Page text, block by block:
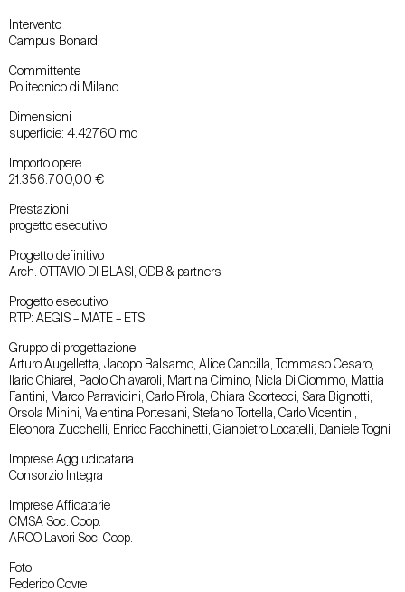
Intervento
Campus Bonardi
Committente
Politecnico di Milano
Dimensioni
superficie: 4.427,60 mq
Importo opere
21.356.700,00 €
Prestazioni
progetto esecutivo
Progetto definitivo
Arch. OTTAVIO DI BLASI, ODB & partners
Progetto esecutivo
RTP: AEGIS – MATE – ETS
Gruppo di progettazione
Arturo Augelletta, Jacopo Balsamo, Alice Cancilla, Tommaso Cesaro,
Ilario Chiarel, Paolo Chiavaroli, Martina Cimino, Nicla Di Ciommo, Mattia
Fantini, Marco Parravicini, Carlo Pirola, Chiara Scortecci, Sara Bignotti,
Orsola Minini, Valentina Portesani, Stefano Tortella, Carlo Vicentini,
Eleonora Zucchelli, Enrico Facchinetti, Gianpietro Locatelli, Daniele Togni
Imprese Aggiudicataria
Consorzio Integra
Imprese Affidatarie
CMSA Soc. Coop.
ARCO Lavori Soc. Coop.
Foto
Federico Covre